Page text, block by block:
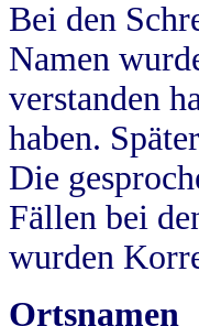
Bei den
Namen
verstanden
haben.
Die
Fällen bei
wurden
Ortsnamen